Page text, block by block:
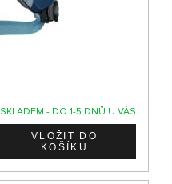
SKLADEM - DO 1-5 DNŮ U VÁS